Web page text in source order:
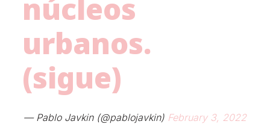
núcleos
urbanos.
(sigue)
— Pablo Javkin (@pablojavkin) February 3, 2022